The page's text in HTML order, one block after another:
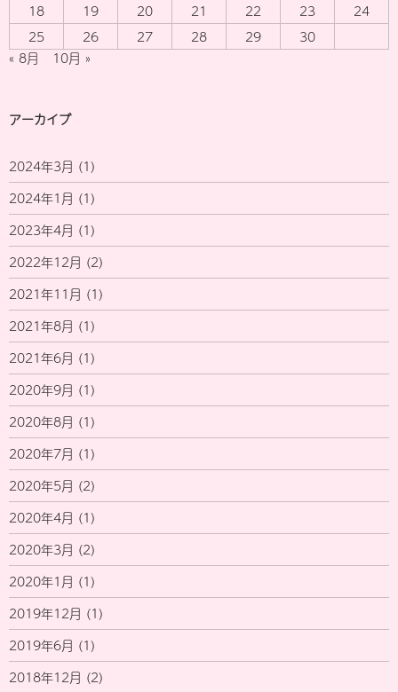
18 19 20 21 22 23
24
25
26 27 28 29
30
« 8月
10月 »
アーカイブ
2024年3月 (1)
2024年1月 (1)
2023年4月 (1)
2022年12月 (2)
2021年11月 (1)
2021年8月 (1)
2021年6月 (1)
2020年9月 (1)
2020年8月 (1)
2020年7月 (1)
2020年5月 (2)
2020年4月 (1)
2020年3月 (2)
2020年1月 (1)
2019年12月 (1)
2019年6月 (1)
2018年12月 (2)